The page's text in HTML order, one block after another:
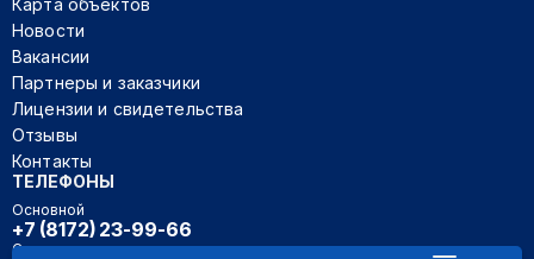
Карта объектов
Новости
Вакансии
Партнеры и заказчики
Лицензии и свидетельства
Отзывы
Контакты
ТЕЛЕФОНЫ
Основной
+7 (8172) 23-99-66
Секретарь руководителя